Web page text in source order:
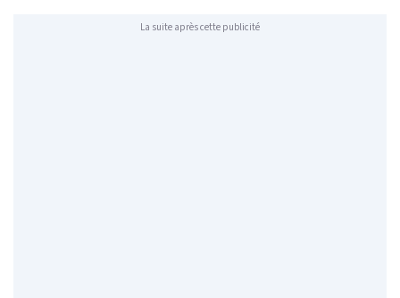
La suite après cette publicité